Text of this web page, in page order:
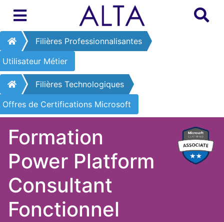
Filières Professionnalisantes
Utilisateur Métier
Filières Technologiques
Offres de Certifications Microsoft
Formation
Power Platform
Consultant
Fonctionnel